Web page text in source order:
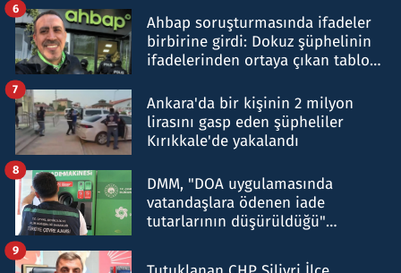
Ahbap soruşturmasında ifadeler
birbirine girdi: Dokuz şüphelinin
ifadelerinden ortaya çıkan tablo
6
Ankara'da bir kişinin 2 milyon
lirasını gasp eden şüpheliler
Kırıkkale'de yakalandı
7
DMM, "DOA uygulamasında
vatandaşlara ödenen iade
tutarlarının düşürüldüğü"
8
9